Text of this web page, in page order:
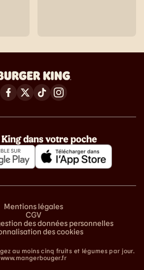
dans votre poche
Mentions légales
CGV
des données personnelles
des cookies
au moins cinq fruits et légumes par jour.
www.mangerbouger.fr